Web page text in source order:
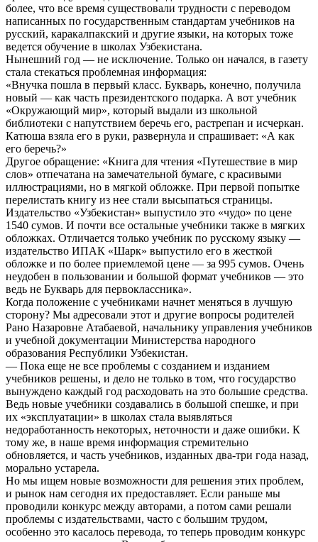
более, что все время существовали трудности с переводом
написанных по государственным стандартам учебников на
русский, каракалпакский и другие языки, на которых тоже
ведется обучение в школах Узбекистана.
Нынешний год — не исключение. Только он начался, в газету
стала стекаться проблемная информация:
«Внучка пошла в первый класс. Букварь, конечно, получила
новый — как часть президентского подарка. А вот учебник
«Окружающий мир», который выдали из школьной
библиотеки с напутствием беречь его, растрепан и исчеркан.
Катюша взяла его в руки, развернула и спрашивает: «А как
его беречь?»
Другое обращение: «Книга для чтения «Путешествие в мир
слов» отпечатана на замечательной бумаге, с красивыми
иллюстрациями, но в мягкой обложке. При первой попытке
перелистать книгу из нее стали высыпаться страницы.
Издательство «Узбекистан» выпустило это «чудо» по цене
1540 сумов. И почти все остальные учебники также в мягких
обложках. Отличается только учебник по русскому языку —
издательство ИПАК «Шарк» выпустило его в жесткой
обложке и по более приемлемой цене — за 995 сумов. Очень
неудобен в пользовании и большой формат учебников — это
ведь не Букварь для первоклассника».
Когда положение с учебниками начнет меняться в лучшую
сторону? Мы адресовали этот и другие вопросы родителей
Рано Назаровне Атабаевой, начальнику управления учебников
и учебной документации Министерства народного
образования Республики Узбекистан.
— Пока еще не все проблемы с созданием и изданием
учебников решены, и дело не только в том, что государство
вынуждено каждый год расходовать на это большие средства.
Ведь новые учебники создавались в большой спешке, и при
их «эксплуатации» в школах стала выявляться
недоработанность некоторых, неточности и даже ошибки. К
тому же, в наше время информация стремительно
обновляется, и часть учебников, изданных два-три года назад,
морально устарела.
Но мы ищем новые возможности для решения этих проблем,
и рынок нам сегодня их предоставляет. Если раньше мы
проводили конкурс между авторами, а потом сами решали
проблемы с издательствами, часто с большим трудом,
особенно это касалось перевода, то теперь проводим конкурс